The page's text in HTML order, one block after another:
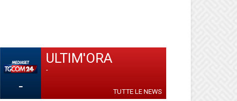
-
ULTIM'ORA
-
TUTTE LE NEWS